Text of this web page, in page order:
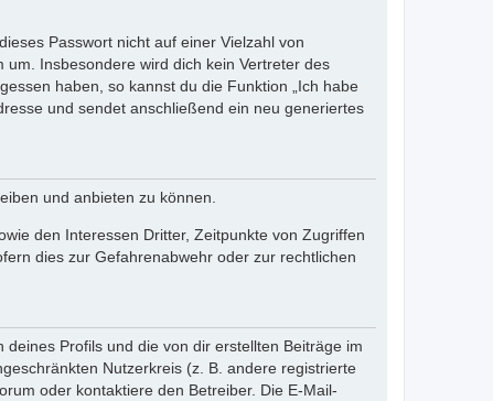
Passwort nicht auf einer Vielzahl von
Insbesondere wird dich kein Vertreter des
haben, so kannst du die Funktion „Ich habe
und sendet anschließend ein neu generiertes
und anbieten zu können.
den Interessen Dritter, Zeitpunkte von Zugriffen
dies zur Gefahrenabwehr oder zur rechtlichen
Profils und die von dir erstellten Beiträge im
Nutzerkreis (z. B. andere registrierte
oder kontaktiere den Betreiber. Die E-Mail-